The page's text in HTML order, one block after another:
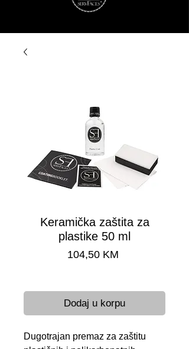
Keramička zaštita za
plastike 50 ml
104,50 KM
Dodaj u korpu
Dugotrajan premaz za zaštitu